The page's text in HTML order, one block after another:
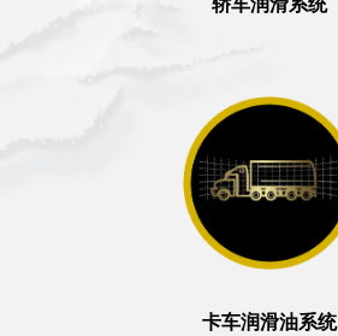
卡车润滑油系统